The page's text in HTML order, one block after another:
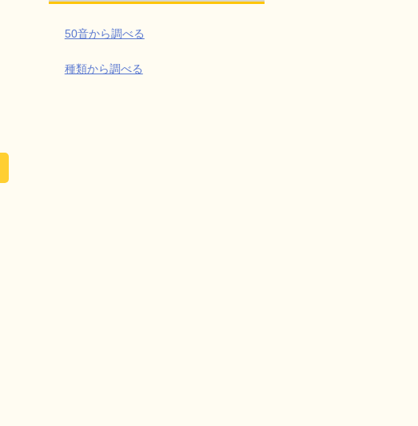
50音から調べる
種類から調べる